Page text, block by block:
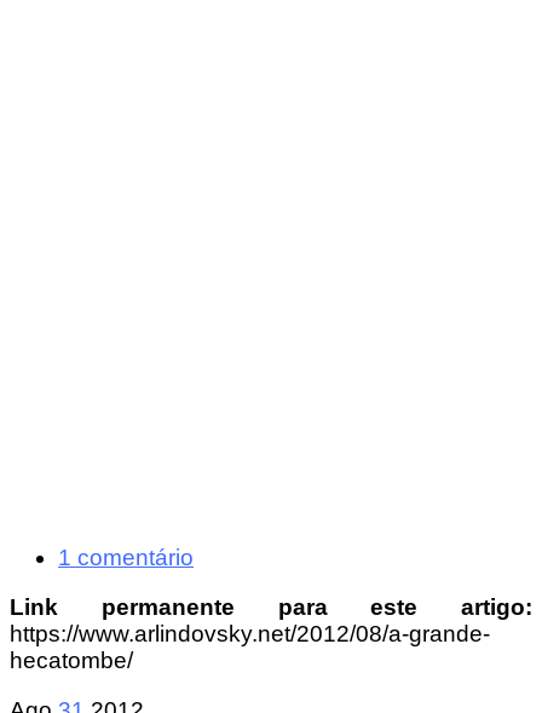
1 comentário
Link permanente para este artigo:
https://www.arlindovsky.net/2012/08/a-grande-
hecatombe/